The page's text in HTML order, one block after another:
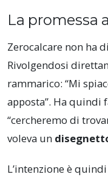
La promessa
Zerocalcare non ha
Rivolgendosi
rammarico: “Mi
apposta”. Ha quindi
“cercheremo di
voleva un
L’intenzione è